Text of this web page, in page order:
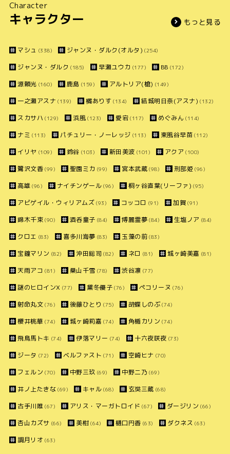
Character
キャラクター もっと見る
マシュ (338) ジャンヌ・ダルク(オルタ) (254)
ジャンヌ・ダルク (185) 早瀬ユウカ (177) BB (172)
源頼光 (160) 鹿島 (159) アルトリア(槍) (149)
一之瀬アスナ (139) 橘ありす (134) 結城明日奈(アスナ) (132)
スカサハ (129) 浜風 (123) 愛宕 (117) めぐみん (114)
ナミ (113) パチュリー・ノーレッジ (113) 東風谷早苗 (112)
イリヤ (109) 鈴谷 (103) 新田美波 (101) アクア (100)
鷺沢文香 (99) 聖園ミカ (99) 宮本武蔵 (98) 刑部姫 (96)
高雄 (96) ナイチンゲール (96) 桐ヶ谷直葉(リーファ) (95)
アビゲイル・ウィリアムズ (93) コッコロ (91) 加賀 (91)
錦木千束 (90) 酒呑童子 (84) 博麗霊夢 (84) 生塩ノア (84)
クロエ (83) 喜多川海夢 (83) 玉藻の前 (83)
宝鐘マリン (82) 沖田総司 (82) ネロ (81) 城ヶ崎美嘉 (81)
天雨アコ (81) 桑山千雪 (78) 渋谷凛 (77)
謎のヒロインX (77) 黛冬優子 (76) ペコリーヌ (76)
射命丸文 (76) 後藤ひとり (75) 胡蝶しのぶ(74)
櫻井桃華 (74) 城ヶ崎莉嘉 (74) 角楯カリン (74)
飛鳥馬トキ (74) 伊落マリー (74) 十六夜咲夜 (73)
ジータ (72) ベルファスト (71) 空崎ヒナ (70)
フェルン (70) 中野三玖 (69) 中野二乃 (69)
井ノ上たきな (69) キャル (68) 玄奘三蔵 (68)
古手川唯 (67) アリス・マーガトロイド (67) ダージリン (66)
杏山カズサ (66) 美柑 (64) 樋口円香 (63) ダクネス (63)
調月リオ (63)